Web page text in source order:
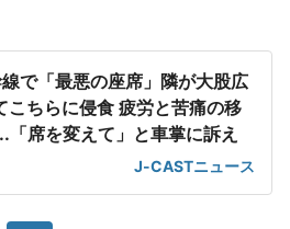
で「最悪の座席」隣が大股広
こちらに侵食 疲労と苦痛の移
「席を変えて」と車掌に訴え
J-CASTニュース